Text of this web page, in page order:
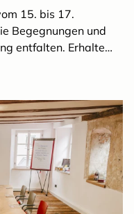
15. bis 17.
Begegnungen und
entfalten. Erhalte
& Development,